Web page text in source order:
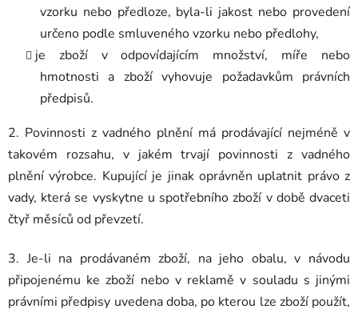
vzorku nebo předloze, byla-li jakost nebo provedení
určeno podle smluveného vzorku nebo předlohy,
je zboží v odpovídajícím množství, míře nebo
hmotnosti a zboží vyhovuje požadavkům právních
předpisů.
2. Povinnosti z vadného plnění má prodávající nejméně v
takovém rozsahu, v jakém trvají povinnosti z vadného
plnění výrobce. Kupující je jinak oprávněn uplatnit právo z
vady, která se vyskytne u spotřebního zboží v době dvaceti
čtyř měsíců od převzetí.
3. Je-li na prodávaném zboží, na jeho obalu, v návodu
připojenému ke zboží nebo v reklamě v souladu s jinými
právními předpisy uvedena doba, po kterou lze zboží použít,